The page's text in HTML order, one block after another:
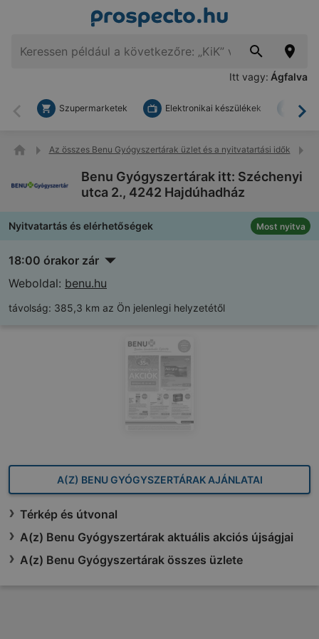
Itt vagy: Ágfalva
Vissza
Szupermarketek Elektronikai készülékek
Az összes Benu Gyógyszertárak üzlet és a nyitvatartási idők
Benu Gyógyszertárak itt: Széchenyi
utca 2., 4242 Hajdúhadház
Nyitvatartás és elérhetőségek Most nyitva
18:00 órakor zár
Weboldal: benu.hu
távolság: 385,3 km az Ön jelenlegi helyzetétől
A(Z) BENU GYÓGYSZERTÁRAK AJÁNLATAI
Térkép és útvonal
A(z) Benu Gyógyszertárak aktuális akciós újságjai
A(z) Benu Gyógyszertárak összes üzlete